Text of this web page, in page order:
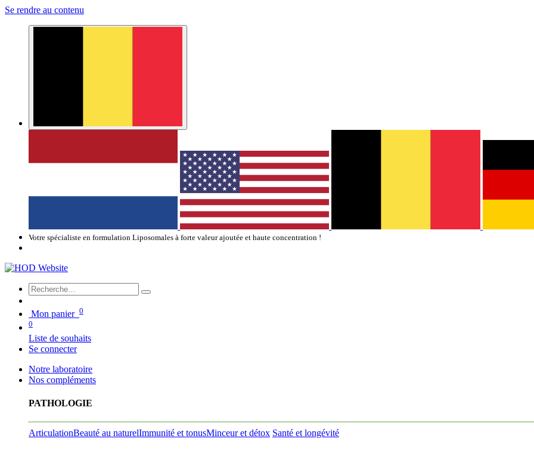
Se rendre au contenu
Votre spécialiste en formulation Liposomales à forte valeur ajoutée et haute concentration !
Mon panier 0
0
Liste de souhaits
Se connecter
Notre laboratoire
Nos compléments
PATHOLOGIE
ArticulationBeauté au naturelImmunité et tonusMinceur et détox Santé et longévité